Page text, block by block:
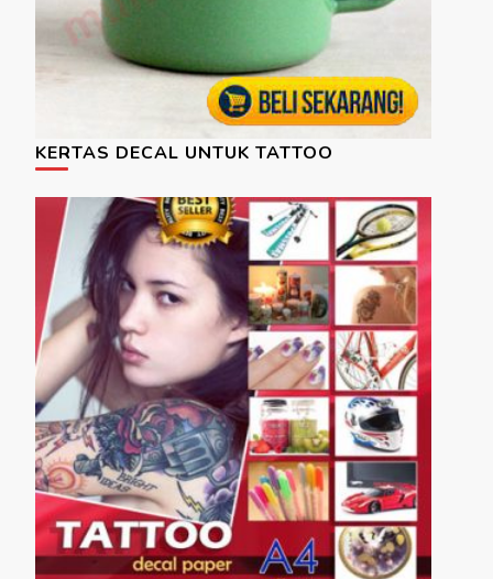
KERTAS DECAL UNTUK TATTOO